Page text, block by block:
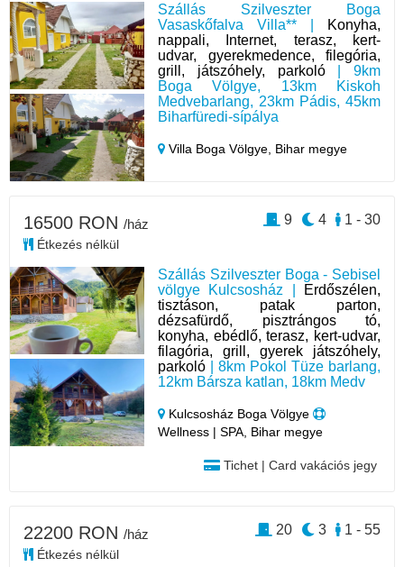
Szállás Szilveszter Boga
Vasaskőfalva Villa** |
Konyha,
nappali, Internet, terasz, kert-
udvar, gyerekmedence, filegória,
grill, játszóhely, parkoló| 9km
Boga Völgye, 13km Kiskoh
Medvebarlang, 23km Pádis, 45km
Biharfüredi-sípálya
Villa Boga Völgye, Bihar megye
Szállás Szilveszter Boga - Sebisel
völgye Kulcsosház |
Erdőszélen,
tisztáson, patak parton,
dézsafürdő, pisztrángos tó,
konyha, ebédlő, terasz, kert-udvar,
filagória, grill, gyerek játszóhely,
parkoló | 8km Pokol Tüze barlang,
12km Bársza katlan, 18km Medv
Kulcsosház Boga Völgye
Wellness | SPA, Bihar megye
Tichet | Card vakációs jegy
16500 RON /ház
Étkezés nélkül
1 - 30
4
9
22200 RON /ház
Étkezés nélkül
1 - 55
3
20